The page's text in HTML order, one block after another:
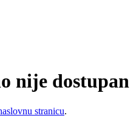
nije dostupan
stranicu.